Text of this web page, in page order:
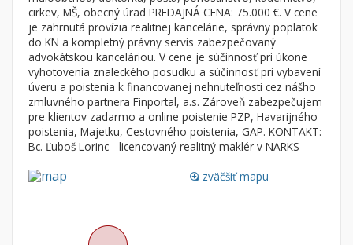
Záhrada
Iný poľnohospodársky pozemok
Nebytové priestory
Administratívne, obchodné
Skladové, výrobné
Rekreačné, reštauračné
Filtre
Súkromná inzercia
Ponuka RK
Len s fotkou
Novostavba
cirkev, MŠ, obecný úrad PREDAJNÁ CENA: 75.000 €. V cene
je zahrnutá provízia realitnej kancelárie, správny poplatok
do KN a kompletný právny servis zabezpečovaný
advokátskou kanceláriou. V cene je súčinnosť pri úkone
vyhotovenia znaleckého posudku a súčinnosť pri vybavení
úveru a poistenia k financovanej nehnuteľnosti cez nášho
zmluvného partnera Finportal, a.s. Zároveň zabezpečujem
pre klientov zadarmo a online poistenie PZP, Havarijného
poistenia, Majetku, Cestovného poistenia, GAP. KONTAKT:
Bc. Ľuboš Lorinc - licencovaný realitný maklér v NARKS
loupe zväčšiť mapu